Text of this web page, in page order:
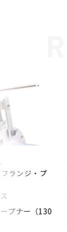
ランジ・プ
プナー（130